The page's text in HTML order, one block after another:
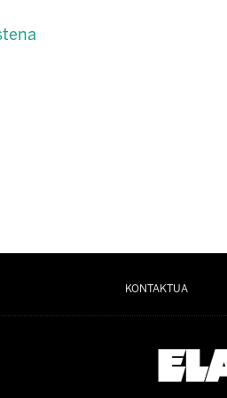
KONTAKTUA